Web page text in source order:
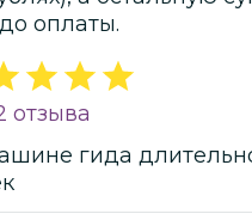
до оплаты.
отзыва
гида